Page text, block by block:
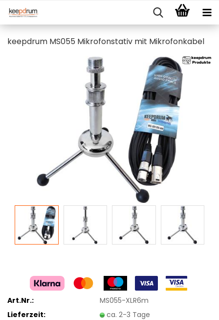
keepdrum MS055 Mikrofonstativ mit Mikrofonkabel
Art.Nr.:
MS055-XLR6m
Lieferzeit:
ca. 2-3 Tage